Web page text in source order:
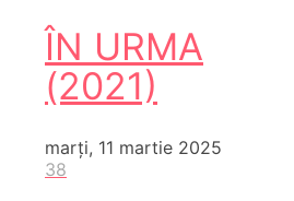
ÎN URMA
(2021)
marți, 11 martie 2025
38